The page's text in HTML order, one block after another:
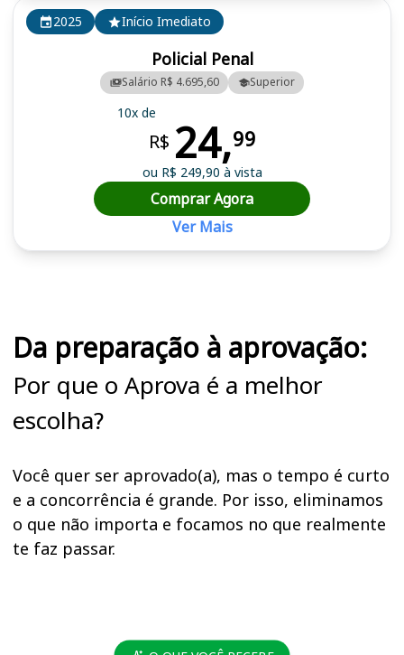
2025 Início Imediato
Policial Penal
Salário R$ 4.695,60 Superior
10x de
R$ 24,99
ou R$ 249,90 à vista
Comprar Agora
Ver Mais
Da preparação à aprovação:
Por que o Aprova é a melhor
escolha?
Você quer ser aprovado(a), mas o tempo é curto
e a concorrência é grande. Por isso, eliminamos
o que não importa e focamos no que realmente
te faz passar.